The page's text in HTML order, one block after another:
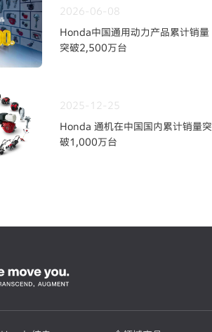
2026-06-08
Honda中国通用动力产品累计销量
突破2,500万台
2025-12-25
Honda 通机在中国国内累计销量突
破1,000万台